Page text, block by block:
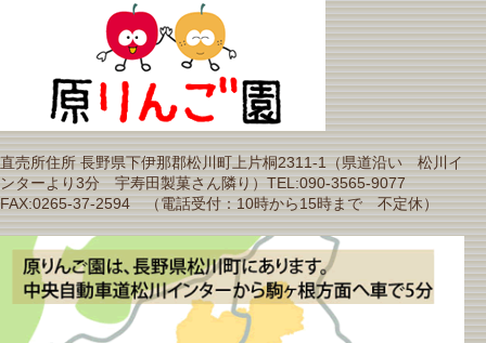
直売所住所 長野県下伊那郡松川町上片桐2311-1（県道沿い 松川イ
ンターより3分 宇寿田製菓さん隣り）TEL:090-3565-9077
FAX:0265-37-2594 （電話受付：10時から15時まで 不定休）